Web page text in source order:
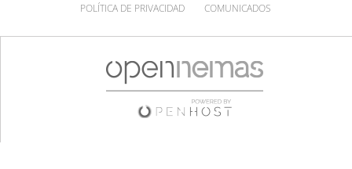
POLÍTICA DE PRIVACIDAD
COMUNICADOS